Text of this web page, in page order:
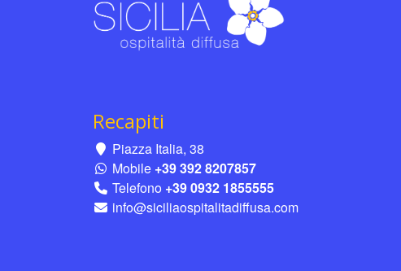
Recapiti
Piazza Italia, 38
Mobile +39 392 8207857
Telefono +39 0932 1855555
info@siciliaospitalitadiffusa.com